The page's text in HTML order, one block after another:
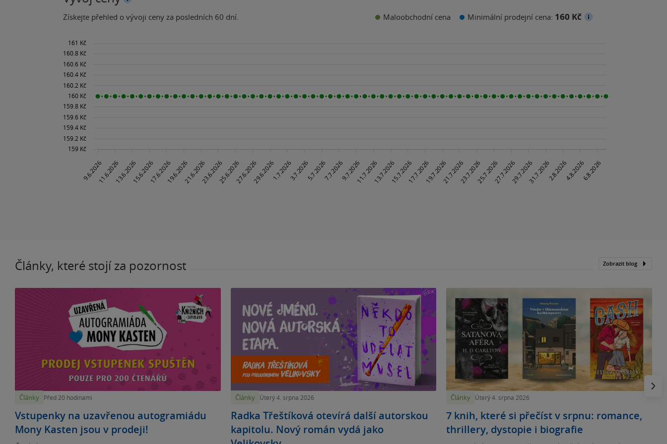
Získejte přehled o vývoji ceny za posledních 60 dní. Maloobchodní cena Minimální prodejní cena: 160 Kč
Články, které stojí za pozornost Zobrazit blog
Články Před 20 hodinami
Vstupenky na uzavřenou autogramiádu
Mony Kasten jsou v prodeji!
Články Úterý 4. srpna 2026
Radka Třeštíková otevírá další autorskou
kapitolu. Nový román vydá jako
Články Úterý 4. srpna 2026
7 knih, které si přečíst v srpnu: romance,
thrillery, dystopie i biografie